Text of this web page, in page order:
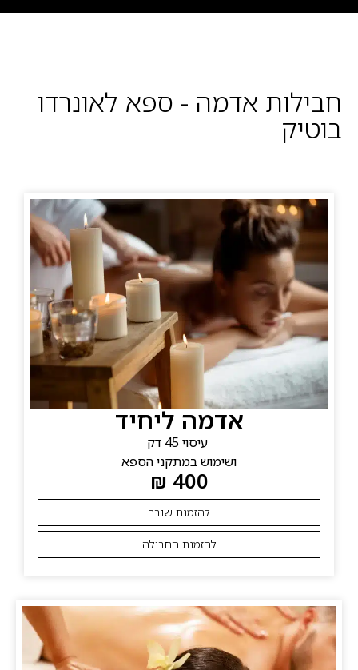
חבילות אדמה - ספא לאונרדו
בוטיק
אדמה ליחיד
עיסוי 45 דק
ושימוש במתקני הספא
400 ₪
להזמנת שובר
להזמנת החבילה